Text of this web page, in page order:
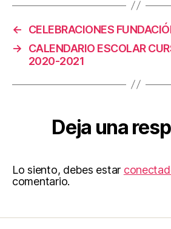
←
CELEBRACIONES
→
CALENDARIO ESCOLAR
2020-2021
Deja una
Lo siento, debes estar
comentario.